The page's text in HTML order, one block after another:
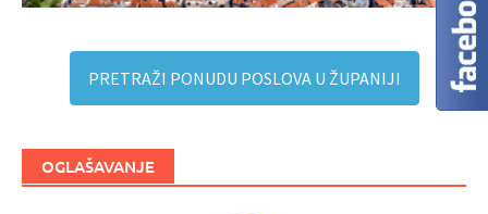
PRETRAŽI PONUDU POSLOVA U ŽUPANIJI
OGLAŠAVANJE